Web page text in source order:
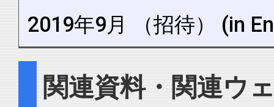
2019年9月 （招待） (in
関連資料・関連ウ